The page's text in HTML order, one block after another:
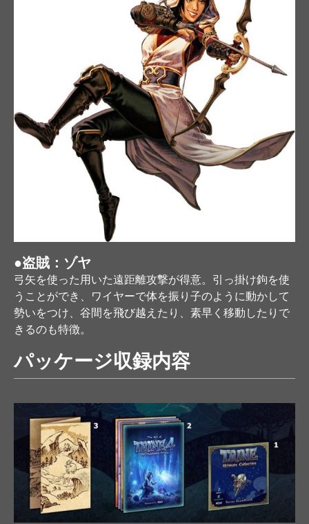
●盗賊：ゾヤ
弓矢を使った用いた遠距離攻撃が得意。引っ掛け鉤を使
うことができ、ワイヤーで体を振り子のように動かして
勢いをつけ、谷間を飛び越えたり、素早く移動したりで
きるのも特徴。
パッケージ収録内容